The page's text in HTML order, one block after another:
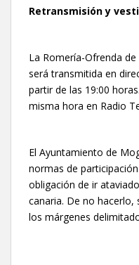
Retransmisión y
La Romería-Ofrenda de
será transmitida en
partir de las 19:00
misma hora en Radio
El Ayuntamiento de
normas de
obligación de ir
canaria. De no hacerlo,
los márgenes